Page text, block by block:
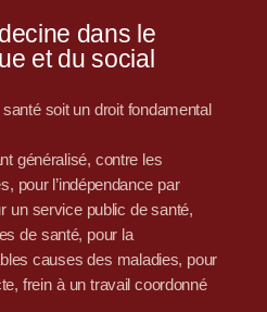
dans le
et du social
soit un droit fondamental
généralisé, contre les
pour l’indépendance par
un service public de santé,
de santé, pour la
causes des maladies, pour
frein à un travail coordonné